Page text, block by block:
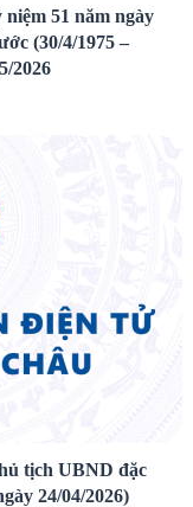
51 năm ngày
(30/4/1975 –
2026
tịch UBND đặc
24/04/2026)